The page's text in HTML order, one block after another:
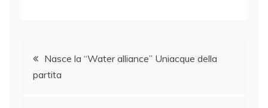
b
o
dI
A
vi
Navigazione
articoli
Nasce la “Water alliance” Uniacque della
partita